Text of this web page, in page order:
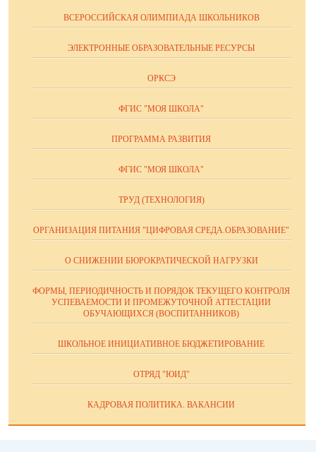
ВСЕРОССИЙСКАЯ ОЛИМПИАДА ШКОЛЬНИКОВ
ЭЛЕКТРОННЫЕ ОБРАЗОВАТЕЛЬНЫЕ РЕСУРСЫ
ОРКСЭ
ФГИС "МОЯ ШКОЛА"
ПРОГРАММА РАЗВИТИЯ
ФГИС "МОЯ ШКОЛА"
ТРУД (ТЕХНОЛОГИЯ)
ОРГАНИЗАЦИЯ ПИТАНИЯ "ЦИФРОВАЯ СРЕДА.ОБРАЗОВАНИЕ"
О СНИЖЕНИИ БЮРОКРАТИЧЕСКОЙ НАГРУЗКИ
ФОРМЫ, ПЕРИОДИЧНОСТЬ И ПОРЯДОК ТЕКУЩЕГО КОНТРОЛЯ
УСПЕВАЕМОСТИ И ПРОМЕЖУТОЧНОЙ АТТЕСТАЦИИ
ОБУЧАЮЩИХСЯ (ВОСПИТАННИКОВ)
ШКОЛЬНОЕ ИНИЦИАТИВНОЕ БЮДЖЕТИРОВАНИЕ
ОТРЯД "ЮИД"
КАДРОВАЯ ПОЛИТИКА. ВАКАНСИИ